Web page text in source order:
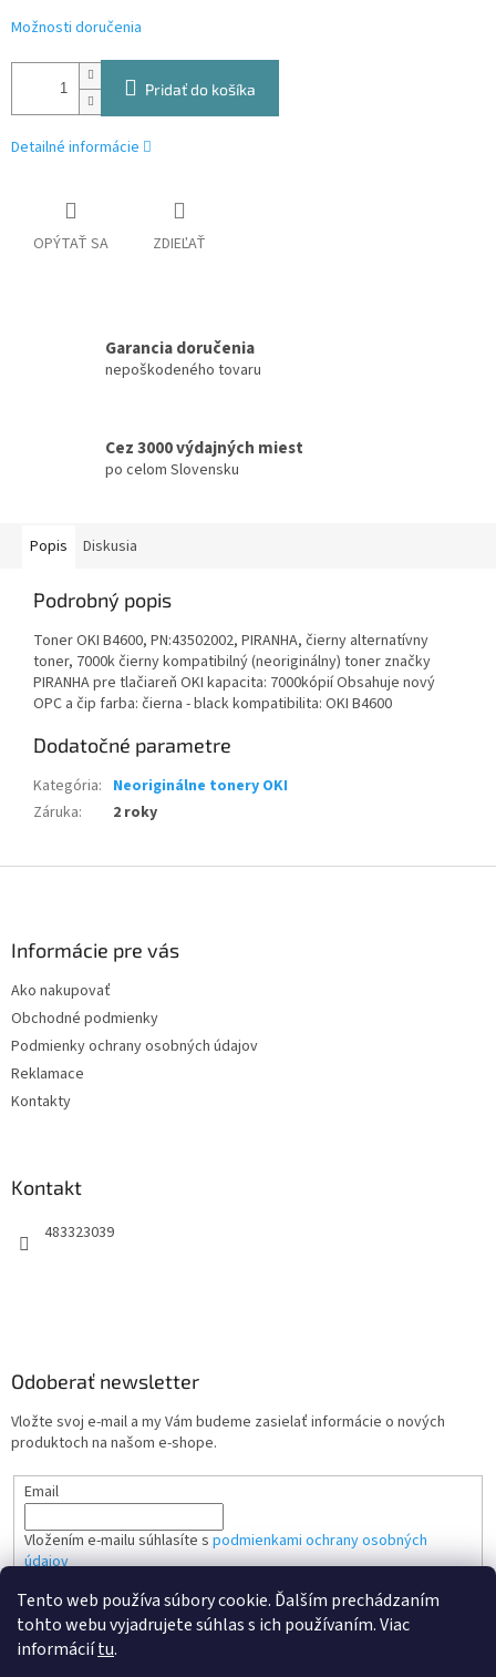
Tento web používa súbory cookie. Ďalším prechádzaním
tohto webu vyjadrujete súhlas s ich používaním. Viac
informáciítu.
Možnosti doručenia
Pridať do košíka
Detailné informácie
OPÝTAŤ SA ZDIEĽAŤ
Garancia doručenia
nepoškodeného tovaru
Cez 3000 výdajných miest
po celom Slovensku
Popis Diskusia
Podrobný popis
Toner OKI B4600, PN:43502002, PIRANHA, čierny alternatívny
toner, 7000k čierny kompatibilný (neoriginálny) toner značky
PIRANHA pre tlačiareň OKI kapacita: 7000kópií Obsahuje nový
OPC a čip farba: čierna - black kompatibilita: OKI B4600
Dodatočné parametre
Kategória: Neoriginálne tonery OKI
Záruka: 2 roky
Informácie pre vás
Ako nakupovať
Obchodné podmienky
Podmienky ochrany osobných údajov
Reklamace
Kontakty
Kontakt
483323039
Odoberať newsletter
Vložte svoj e-mail a my Vám budeme zasielať informácie o nových
produktoch na našom e-shope.
Email
Vložením e-mailu súhlasíte s podmienkami ochrany osobných
údajov
PRIHLÁSIŤ SA